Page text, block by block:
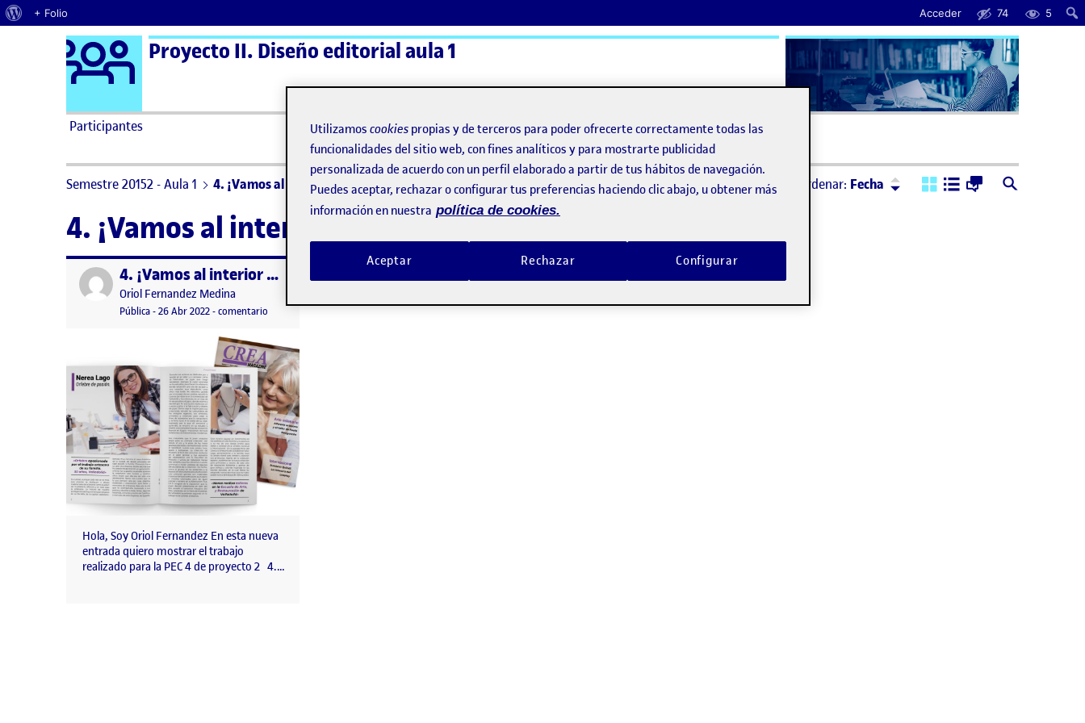
Acerca de WordPress
+ Folio Acceder 74 5
Saltar al contenido Logo Ágora
Proyecto II. Diseño editorial aula 1
Participantes ActiFolios Ayuda
Semestre 20152 - Aula 1 4. ¡Vamos al interior de la publicación! Ordenar: Fecha Ordenar:Descendente
4. ¡Vamos al interior de la publicación!
Publicado por 4. ¡Vamos al interior de la publicación!
Publicado por
Oriol Fernandez Medina
Visibilidad:
Pública-Fecha de publicación
26 Abr 202226 abril, 2022 4:43 pm
-comentario en 4. ¡Vamos al interior de la publicación!
Hola, Soy Oriol Fernandez En esta nueva
entrada quiero mostrar el trabajo
realizado para la PEC 4 de proyecto 2 4.…
Utilizamos cookies propias y de terceros para poder ofrecerte correctamente todas las
funcionalidades del sitio web, con fines analíticos y para mostrarte publicidad
personalizada de acuerdo con un perfil elaborado a partir de tus hábitos de navegación.
Puedes aceptar, rechazar o configurar tus preferencias haciendo clic abajo, u obtener más
información en nuestra política de cookies.
Rechazar
Aceptar Configurar